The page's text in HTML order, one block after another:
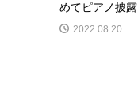
めてピアノ披露
2022.08.20